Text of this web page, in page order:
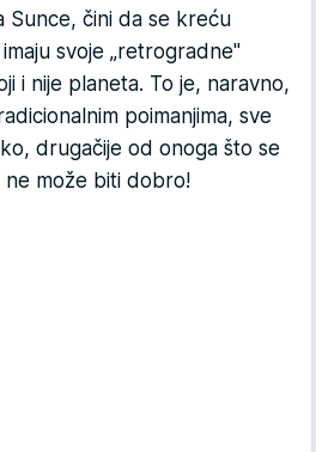
Sunce, čini da se kreću
svoje „retrogradne"
i nije planeta. To je, naravno,
poimanjima, sve
drugačije od onoga što se
može biti dobro!